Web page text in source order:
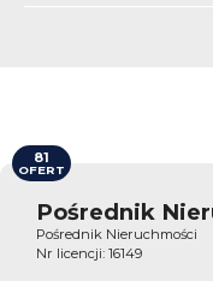
Pośrednik
Pośrednik Nieruchmości
Nr licencji: 16149
81
OFERT